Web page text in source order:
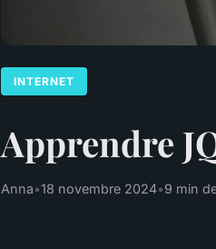
INTERNET
Apprendre
Anna•18 novembre 2024•9 min